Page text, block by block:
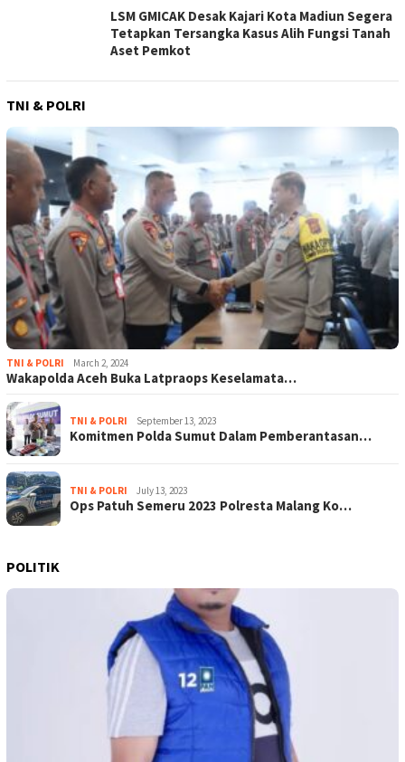
LSM GMICAK Desak Kajari Kota Madiun Segera
Tetapkan Tersangka Kasus Alih Fungsi Tanah
Aset Pemkot
TNI & POLRI
TNI & POLRI March 2, 2024
Wakapolda Aceh Buka Latpraops Keselamata…
TNI & POLRI September 13, 2023
Komitmen Polda Sumut Dalam Pemberantasan…
TNI & POLRI July 13, 2023
Ops Patuh Semeru 2023 Polresta Malang Ko…
POLITIK